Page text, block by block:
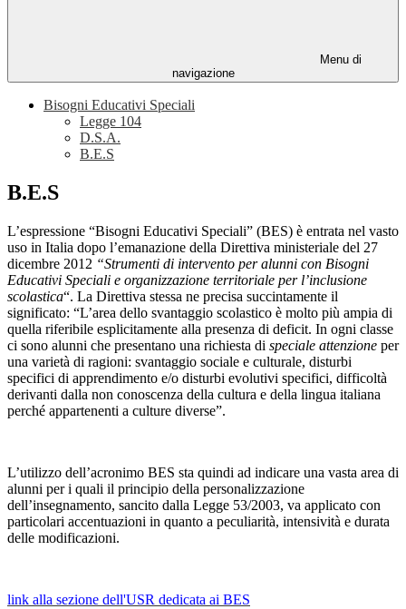
Menu di
navigazione
Bisogni Educativi Speciali
Legge 104
D.S.A.
B.E.S
B.E.S
L’espressione “Bisogni Educativi Speciali” (BES) è entrata nel vasto
uso in Italia dopo l’emanazione della Direttiva ministeriale del 27
dicembre 2012 “Strumenti di intervento per alunni con Bisogni
Educativi Speciali e organizzazione territoriale per l’inclusione
scolastica“. La Direttiva stessa ne precisa succintamente il
significato: “L’area dello svantaggio scolastico è molto più ampia di
quella riferibile esplicitamente alla presenza di deficit. In ogni classe
ci sono alunni che presentano una richiesta di speciale attenzione per
una varietà di ragioni: svantaggio sociale e culturale, disturbi
specifici di apprendimento e/o disturbi evolutivi specifici, difficoltà
derivanti dalla non conoscenza della cultura e della lingua italiana
perché appartenenti a culture diverse”.
L’utilizzo dell’acronimo BES sta quindi ad indicare una vasta area di
alunni per i quali il principio della personalizzazione
dell’insegnamento, sancito dalla Legge 53/2003, va applicato con
particolari accentuazioni in quanto a peculiarità, intensività e durata
delle modificazioni.
link alla sezione dell'USR dedicata ai BES